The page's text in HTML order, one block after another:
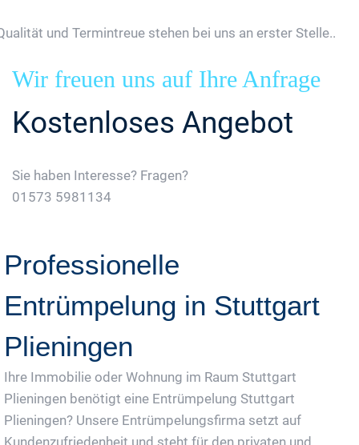
und Termintreue stehen bei uns an erster Stelle..
Wir freuen uns auf Ihre Anfrage
Kostenloses Angebot
Sie haben Interesse? Fragen?
01573 5981134
Professionelle
Entrümpelung in Stuttgart
Plieningen
Ihre Immobilie oder Wohnung im Raum Stuttgart
Plieningen benötigt eine Entrümpelung Stuttgart
Plieningen? Unsere Entrümpelungsfirma setzt auf
Kundenzufriedenheit und steht für den privaten und